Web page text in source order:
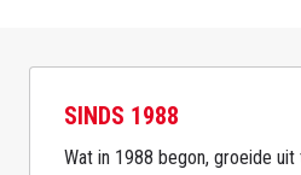
SINDS 1988
Wat in 1988 begon, groeide